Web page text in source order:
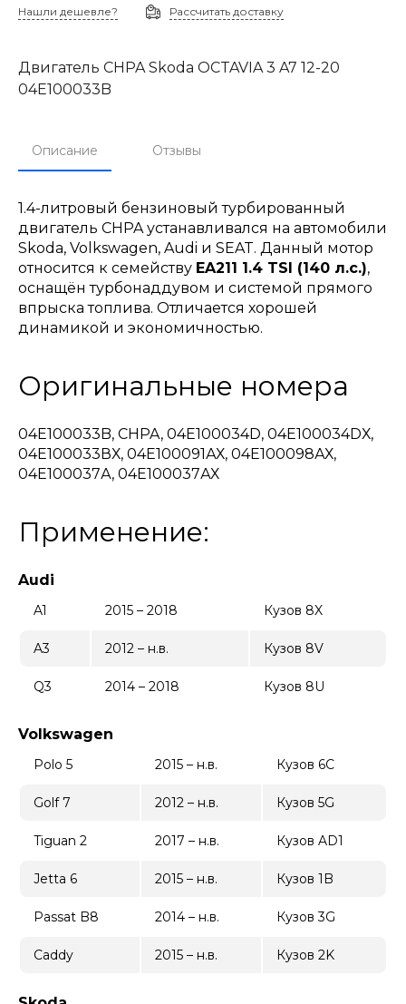
Нашли дешевле? Рассчитать доставку
Двигатель CHPA Skoda OCTAVIA 3 A7 12-20
04E100033B
Описание Отзывы
1.4-литровый бензиновый турбированный
двигатель CHPA устанавливался на автомобили
Skoda, Volkswagen, Audi и SEAT. Данный мотор
относится к семейству EA211 1.4 TSI (140 л.с.),
оснащён турбонаддувом и системой прямого
впрыска топлива. Отличается хорошей
динамикой и экономичностью.
Оригинальные номера
04E100033B, CHPA, 04Е100034D, 04Е100034DХ,
04Е100033ВХ, 04Е100091АХ, 04Е100098АХ,
04Е100037А, 04Е100037АХ
Применение:
Audi
A1 2015 – 2018 Кузов 8X
A3 2012 – н.в. Кузов 8V
Q3 2014 – 2018 Кузов 8U
Volkswagen
Polo 5 2015 – н.в. Кузов 6C
Golf 7 2012 – н.в. Кузов 5G
Tiguan 2 2017 – н.в. Кузов AD1
Jetta 6 2015 – н.в. Кузов 1B
Passat B8 2014 – н.в. Кузов 3G
Caddy 2015 – н.в. Кузов 2K